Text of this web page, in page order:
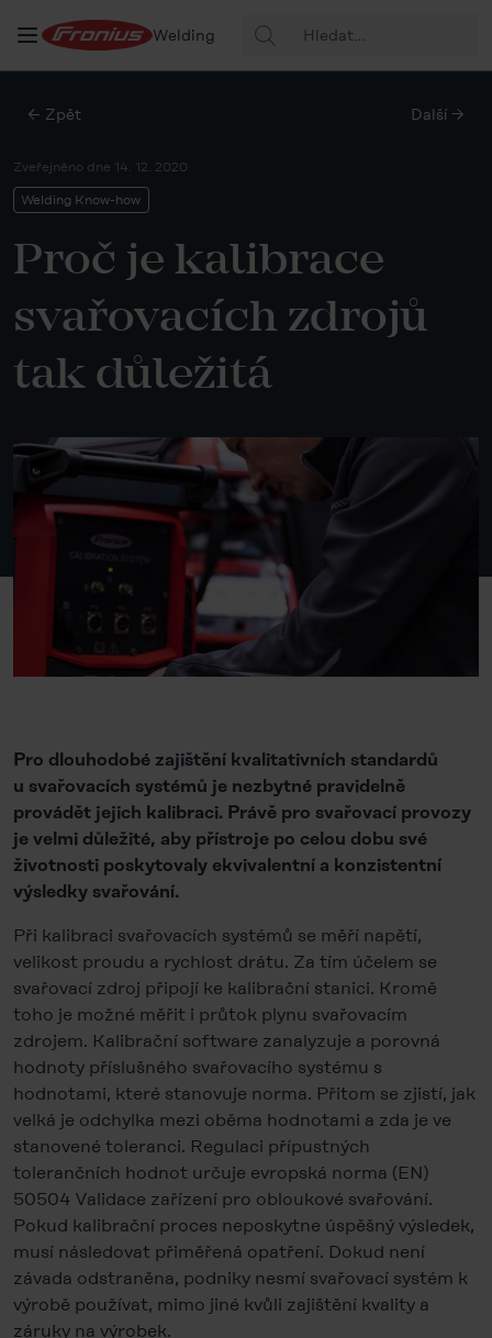
Welding Hledat:
← Zpět Další →
Zveřejněno dne 14. 12. 2020
Welding Know-how
Proč je kalibrace
svařovacích zdrojů
tak důležitá
Pro dlouhodobé zajištění kvalitativních standardů
u svařovacích systémů je nezbytné pravidelně
provádět jejich kalibraci. Právě pro svařovací provozy
je velmi důležité, aby přístroje po celou dobu své
životnosti poskytovaly ekvivalentní a konzistentní
výsledky svařování.
Při kalibraci svařovacích systémů se měří napětí,
velikost proudu a rychlost drátu. Za tím účelem se
svařovací zdroj připojí ke kalibrační stanici. Kromě
toho je možné měřit i průtok plynu svařovacím
zdrojem. Kalibrační software zanalyzuje a porovná
hodnoty příslušného svařovacího systému s
hodnotami, které stanovuje norma. Přitom se zjistí, jak
velká je odchylka mezi oběma hodnotami a zda je ve
stanovené toleranci. Regulaci přípustných
tolerančních hodnot určuje evropská norma (EN)
50504 Validace zařízení pro obloukové svařování.
Pokud kalibrační proces neposkytne úspěšný výsledek,
musí následovat přiměřená opatření. Dokud není
závada odstraněna, podniky nesmí svařovací systém k
výrobě používat, mimo jiné kvůli zajištění kvality a
záruky na výrobek.